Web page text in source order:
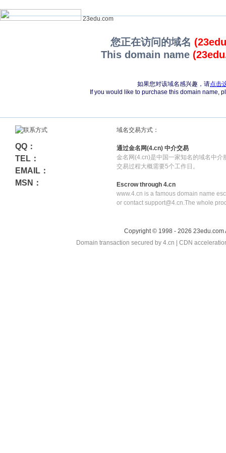
23edu.com
您正在访问的域名
This domain name
如果您对该域名感兴趣，请点击
If you would like to purchase this domain name,
QQ：
TEL：
EMAIL：
MSN：
域名交易方式：
通过金名网(4.cn) 中介交易
金名网(4.cn)是中国一家知名的域名中介
交易过程大概需要5个工作日。
Escrow through 4.cn
www.4.cn is a famous domain name
or contact support@4.cn.The whole
Copyright © 1998 - 2026 23edu.com
Domain transaction secured by 4.cn | CDN